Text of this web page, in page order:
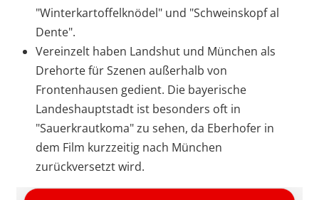
"Winterkartoffelknödel" und "Schweinskopf al
Dente".
Vereinzelt haben Landshut und München als
Drehorte für Szenen außerhalb von
Frontenhausen gedient. Die bayerische
Landeshauptstadt ist besonders oft in
"Sauerkrautkoma" zu sehen, da Eberhofer in
dem Film kurzzeitig nach München
zurückversetzt wird.